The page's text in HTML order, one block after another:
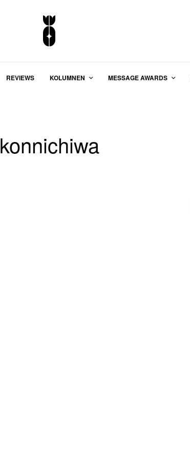
REVIEWS KOLUMNEN MESSAGE AWARDS
konnichiwa